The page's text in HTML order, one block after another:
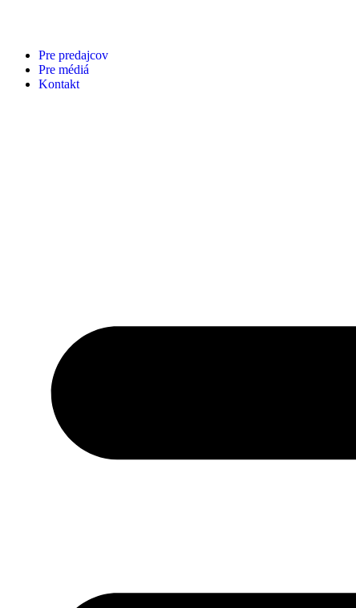
Pre predajcov
Pre médiá
Kontakt